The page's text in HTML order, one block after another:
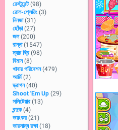
রেস্টুরেন্ট (98)
রোল-প্লেয়িং (3)
নিনজা (31)
ছোঁড়া (27)
জল (200)
রান্না (1547)
ম্যাচ থ্রি (98)
বিমান (8)
খাবার পরিবেশন (479)
আর্মি (2)
ড্রাগন (40)
Shoot 'Em Up (29)
সলিটেয়ার (13)
বন্দুক (4)
ভয়ংকর (21)
ভারসাম্য রক্ষা (18)